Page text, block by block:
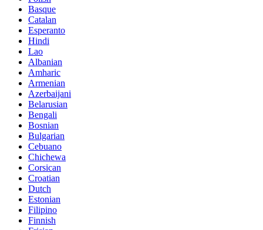
Basque
Catalan
Esperanto
Hindi
Lao
Albanian
Amharic
Armenian
Azerbaijani
Belarusian
Bengali
Bosnian
Bulgarian
Cebuano
Chichewa
Corsican
Croatian
Dutch
Estonian
Filipino
Finnish